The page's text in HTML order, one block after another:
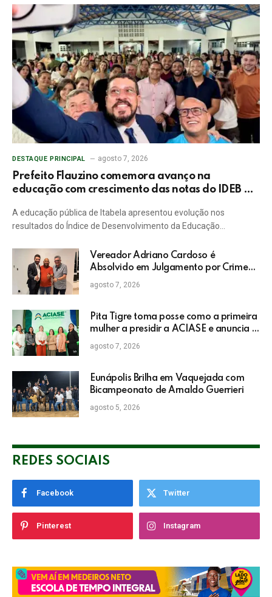
DESTAQUE PRINCIPAL agosto 7, 2026
Prefeito Flauzino comemora avanço na
educação com crescimento das notas do IDEB da
A educação pública de Itabela apresentou evolução nos
resultados do Índice de Desenvolvimento da Educação…
Vereador Adriano Cardoso é
Absolvido em Julgamento por Crime
Eleitoral no TRE
agosto 7, 2026
Pita Tigre toma posse como a primeira
mulher a presidir a ACIASE e anuncia a
retomada do Prêmio Destaque
Empresarial
agosto 7, 2026
Eunápolis Brilha em Vaquejada com
Bicampeonato de Arnaldo Guerrieri
agosto 5, 2026
REDES SOCIAIS
Facebook Twitter
Pinterest Instagram